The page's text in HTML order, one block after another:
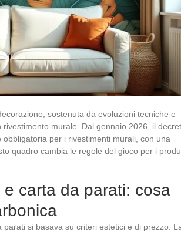
sostenuta da evoluzioni tecniche e
murale. Dal gennaio 2026, il
per i rivestimenti murali, con una
quadro cambia le regole del gioco per i
carta da parati: cosa
si basava su criteri estetici e di prezzo.